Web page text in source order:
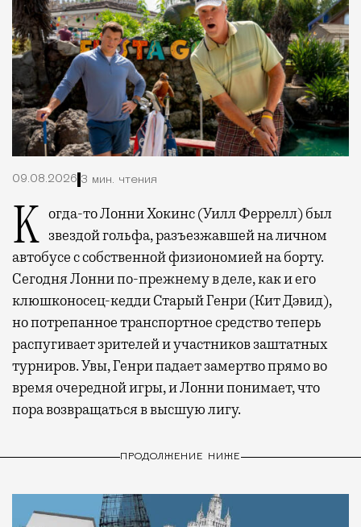
09.08.2026 3 мин. чтения
Когда-то Лонни Хокинс (Уилл Феррелл) был звездой гольфа, разъезжавшей на личном
автобусе с собственной физиономией на борту.
Сегодня Лонни по-прежнему в деле, как и его
клюшконосец-кедди Старый Генри (Кит Дэвид),
но потрепанное транспортное средство теперь
распугивает зрителей и участников заштатных
турниров. Увы, Генри падает замертво прямо во
время очередной игры, и Лонни понимает, что
пора возвращаться в высшую лигу.
ПРОДОЛЖЕНИЕ НИЖЕ